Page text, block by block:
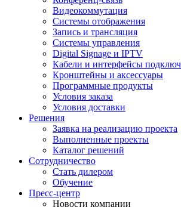
Видеокоммутация
Системы отображения
Запись и трансляция
Системы управления
Digital Signage и IPTV
Кабели и интерфейсы
Кронштейны и аксессуары
Программные продукты
Условия заказа
Условия доставки
Решения
Заявка на реализацию проекта
Выполненные проекты
Каталог решений
Сотрудничество
Стать дилером
Обучение
Пресс-центр
Новости компании